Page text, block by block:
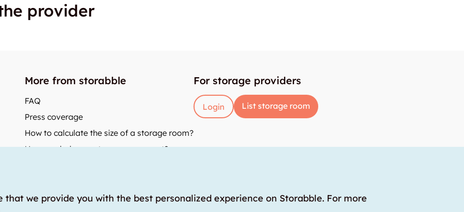
provider
More from storabble
FAQ
Press coverage
How to calculate the size of a storage room?
How much does a storage room cost?
For storage providers
Login List storage room
that we provide you with the best personalized experience on Storabble. For more